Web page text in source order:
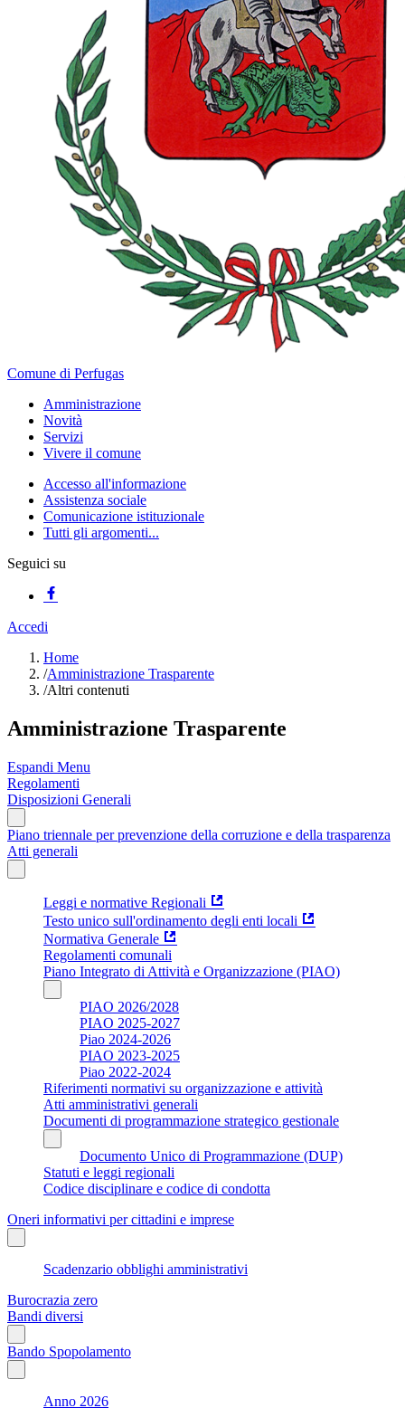
Comune di Perfugas
Amministrazione
Novità
Servizi
Vivere il comune
Accesso all'informazione
Assistenza sociale
Comunicazione istituzionale
Tutti gli argomenti...
Seguici su
Accedi
Home
/Amministrazione Trasparente
/Altri contenuti
Amministrazione Trasparente
Espandi Menu
Regolamenti
Disposizioni Generali
Piano triennale per prevenzione della corruzione e della trasparenza
Atti generali
Leggi e normative Regionali
Testo unico sull'ordinamento degli enti locali
Normativa Generale
Regolamenti comunali
Piano Integrato di Attività e Organizzazione (PIAO)
PIAO 2026/2028
PIAO 2025-2027
Piao 2024-2026
PIAO 2023-2025
Piao 2022-2024
Riferimenti normativi su organizzazione e attività
Atti amministrativi generali
Documenti di programmazione strategico gestionale
Documento Unico di Programmazione (DUP)
Statuti e leggi regionali
Codice disciplinare e codice di condotta
Oneri informativi per cittadini e imprese
Scadenzario obblighi amministrativi
Burocrazia zero
Bandi diversi
Bando Spopolamento
Anno 2026